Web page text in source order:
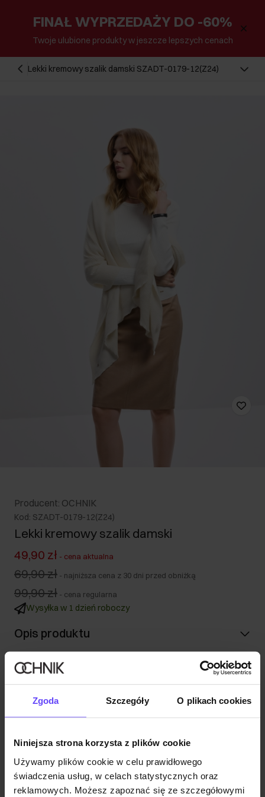
Zgoda Szczegóły O plikach cookies
Niniejsza strona korzysta z plików cookie
Używamy plików cookie w celu prawidłowego
świadczenia usług, w celach statystycznych oraz
reklamowych. Możesz zapoznać się ze szczegółowymi
FINAŁ WYPRZEDAŻY DO -60%
Twoje ulubione produkty w jeszcze lepszych cenach
Lekki kremowy szalik damski SZADT-0179-12(Z24)
Producent: OCHNIK
Kod: SZADT-0179-12(Z24)
Lekki kremowy szalik damski
49,90 zł - cena aktualna
69,90 zł - najniższa cena z 30 dni przed obniżką
99,90 zł - cena regularna
Wysyłka w 1 dzień roboczy
Opis produktu
Szczegóły
Skład i wymiary
Opinie